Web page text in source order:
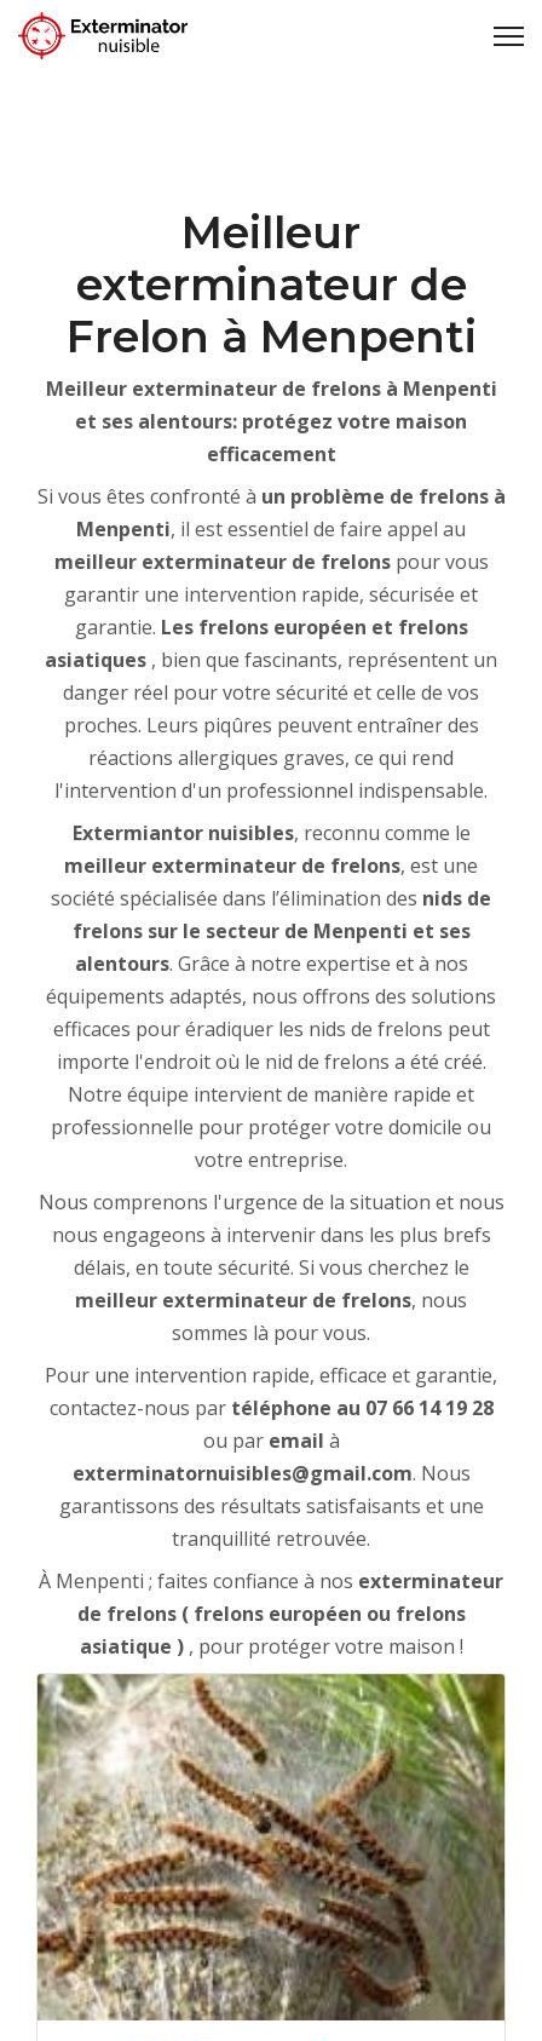
Meilleur
exterminateur de
Frelon à Menpenti
Meilleur exterminateur de frelons à Menpenti
et ses alentours: protégez votre maison
efficacement
Si vous êtes confronté à un problème de frelons à
Menpenti, il est essentiel de faire appel au
meilleur exterminateur de frelonspour vous
garantir une intervention rapide, sécurisée et
garantie. Les frelons européen et frelons
asiatiques , bien que fascinants, représentent un
danger réel pour votre sécurité et celle de vos
proches. Leurs piqûres peuvent entraîner des
réactions allergiques graves, ce qui rend
l'intervention d'un professionnel indispensable.
Extermiantor nuisibles, reconnu comme le
meilleur exterminateur de frelons, est une
société spécialisée dans l’élimination des nids de
frelons sur le secteur de Menpenti et ses
alentours. Grâce à notre expertise et à nos
équipements adaptés, nous offrons des solutions
efficaces pour éradiquer les nids de frelons peut
importe l'endroit où le nid de frelons a été créé.
Notre équipe intervient de manière rapide et
professionnelle pour protéger votre domicile ou
votre entreprise.
Nous comprenons l'urgence de la situation et nous
nous engageons à intervenir dans les plus brefs
délais, en toute sécurité. Si vous cherchez le
meilleur exterminateur de frelons, nous
sommes là pour vous.
Pour une intervention rapide, efficace et garantie,
contactez-nous par téléphone au 07 66 14 19 28
ou par email à
exterminatornuisibles@gmail.com. Nous
garantissons des résultats satisfaisants et une
tranquillité retrouvée.
À Menpenti ; faites confiance à nos exterminateur
de frelons ( frelons européen ou frelons
asiatique ) , pour protéger votre maison !